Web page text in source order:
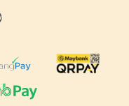
Master